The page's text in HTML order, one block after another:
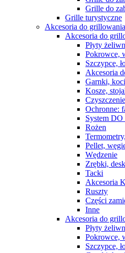
Grille do
Grille turystyczne
Akcesoria do grillowania
Akcesoria do
Płyty
Pokrowce,
Szczypce,
Akcesoria
Garnki,
Kosze,
Ochronne:
System
Rożen
Pellet,
Wędzenie
Zrębki,
Tacki
Akcesoria
Ruszty
Części
Inne
Akcesoria do
Płyty
Pokrowce,
Szczypce,